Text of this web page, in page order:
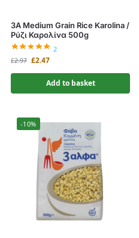
3A Medium Grain Rice Karolina /
Ρύζι Καρολίνα 500g
2
£2.97 £2.47
Add to basket
-10%